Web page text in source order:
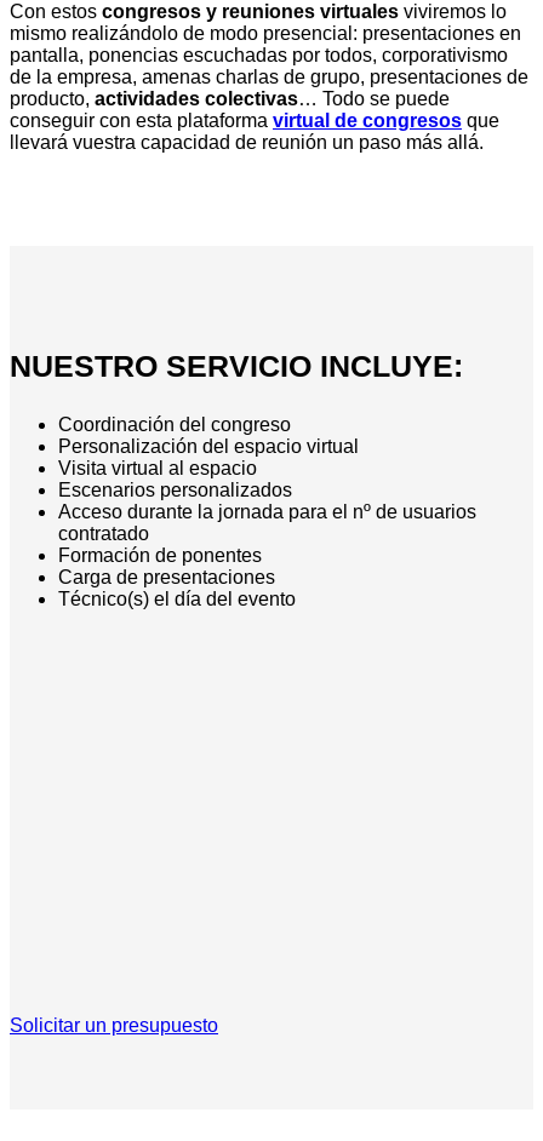
Con estos congresos y reuniones virtuales viviremos lo
mismo realizándolo de modo presencial: presentaciones en
pantalla, ponencias escuchadas por todos, corporativismo
de la empresa, amenas charlas de grupo, presentaciones de
producto, actividades colectivas… Todo se puede
conseguir con esta plataforma virtual de congresos que
llevará vuestra capacidad de reunión un paso más allá.
NUESTRO SERVICIO INCLUYE:
Coordinación del congreso
Personalización del espacio virtual
Visita virtual al espacio
Escenarios personalizados
Acceso durante la jornada para el nº de usuarios
contratado
Formación de ponentes
Carga de presentaciones
Técnico(s) el día del evento
Solicitar un presupuesto